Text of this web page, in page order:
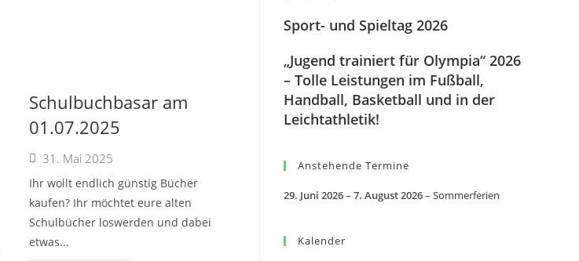
Schulbuchbasar am
01.07.2025
31. Mai 2025
Ihr wollt endlich günstig Bücher
kaufen? Ihr möchtet eure alten
Schulbücher loswerden und dabei
etwas...
Sport- und Spieltag 2026
„Jugend trainiert für Olympia“ 2026
– Tolle Leistungen im Fußball,
Handball, Basketball und in der
Leichtathletik!
Anstehende Termine
29. Juni 2026– 7. August 2026–Sommerferien
Kalender